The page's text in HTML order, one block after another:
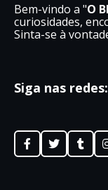
Bem-vindo a "O
curiosidades,
Sinta-se à
Siga nas redes: